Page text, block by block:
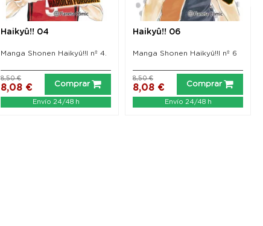
Haikyû!! 04
Manga Shonen Haikyû!!l nº 4.
8,08 €
8,50 €
Comprar
Envío 24/48 h
Haikyû!! 06
Manga Shonen Haikyû!!l nº 6
8,08 €
8,50 €
Comprar
Envío 24/48 h